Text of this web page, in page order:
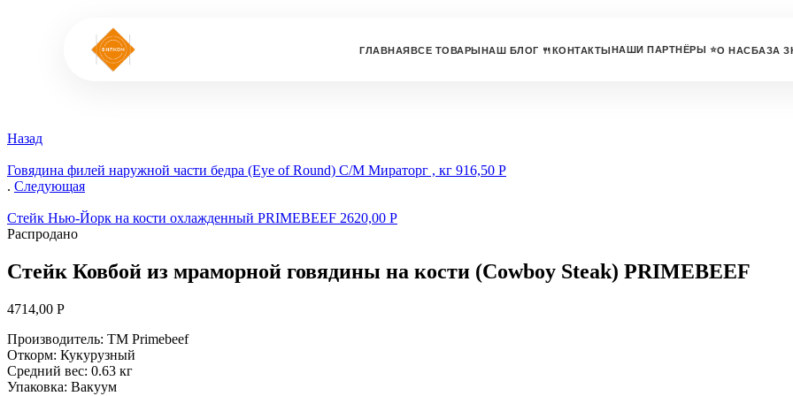
ГЛАВНАЯВСЕ ТОВАРЫНАШ БЛОГ 🍴КОНТАКТЫНАШИ ПАРТНЁРЫ ⭐О НАСБАЗА
Назад
Говядина филей наружной части бедра (Eye of Round) С/М Мираторг , кг 916,50 Р
. Следующая
Стейк Нью-Йорк на кости охлажденный PRIMEBEEF 2620,00 Р
Распродано
Стейк Ковбой из мраморной говядины на кости (Cowboy Steak) PRIMEBEEF
4714,00 Р
Производитель: ТМ Primebeef
Откорм: Кукурузный
Средний вес: 0.63 кг
Упаковка: Вакуум